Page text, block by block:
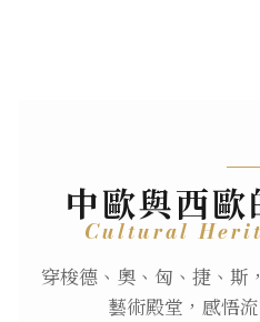
中歐與西
Cultural
穿梭德、奧、匈、捷、斯
藝術殿堂，感悟